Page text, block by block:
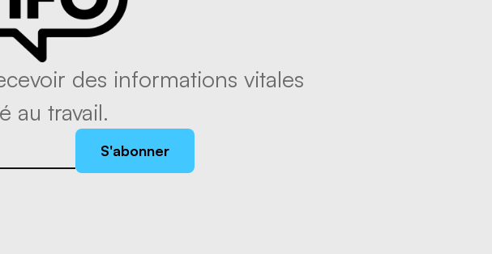
des informations vitales
au travail.
S'abonner